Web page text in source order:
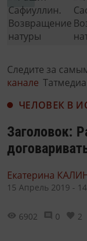
Следите за
канале Татмедиа
ЧЕЛОВЕК В
Заголовок:
Екатерина
15 Апрель 2019 -
6902 0 2